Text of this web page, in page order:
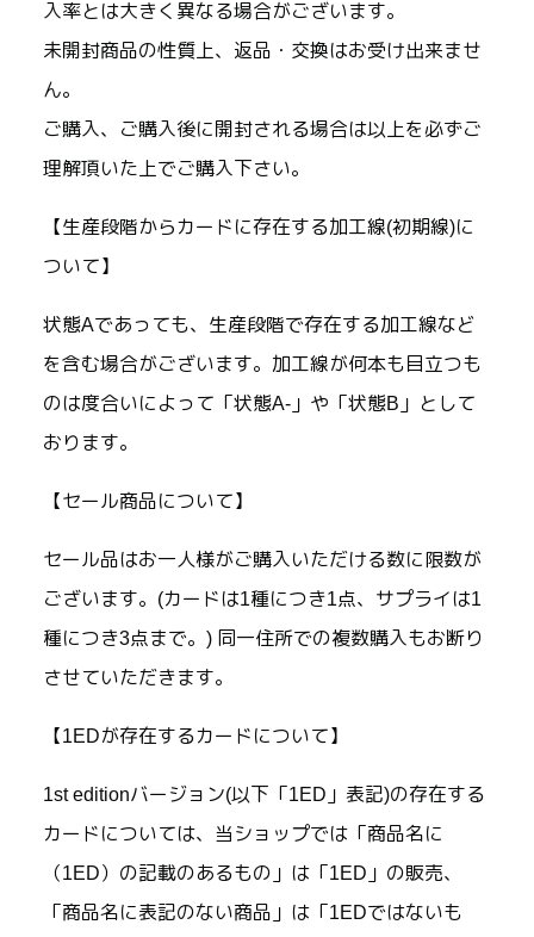
入率とは大きく異なる場合がございます。
未開封商品の性質上、返品・交換はお受け出来ませ
ん。
ご購入、ご購入後に開封される場合は以上を必ずご
理解頂いた上でご購入下さい。
【生産段階からカードに存在する加工線(初期線)に
ついて】
状態Aであっても、生産段階で存在する加工線など
を含む場合がございます。加工線が何本も目立つも
のは度合いによって「状態A-」や「状態B」として
おります。
【セール商品について】
セール品はお一人様がご購入いただける数に限数が
ございます。(カードは1種につき1点、サプライは1
種につき3点まで。) 同一住所での複数購入もお断り
させていただきます。
【1EDが存在するカードについて】
1st editionバージョン(以下「1ED」表記)の存在する
カードについては、当ショップでは「商品名に
（1ED）の記載のあるもの」は「1ED」の販売、
「商品名に表記のない商品」は「1EDではないも